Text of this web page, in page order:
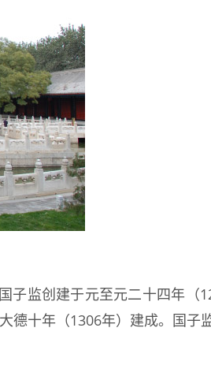
子监创建于元至元二十四年（
德十年（1306年）建成。国子